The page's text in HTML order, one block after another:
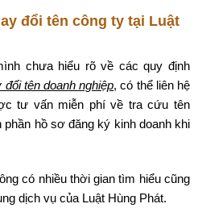
đổi tên công ty tại Luật
chưa hiểu rõ về các quy định
đổi tên doanh nghiệp, có thể liên hệ
tư vấn miễn phí về tra cứu tên
phần hồ sơ đăng ký kinh doanh khi
có nhiều thời gian tìm hiểu cũng
dịch vụ của Luật Hùng Phát.